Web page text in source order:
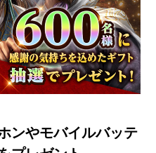
ンやモバイルバッテ